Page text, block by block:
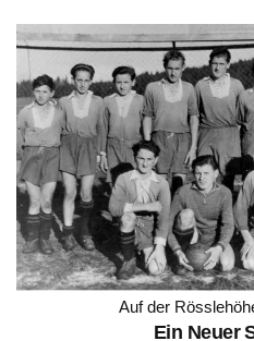
Auf der
Ein Neuer